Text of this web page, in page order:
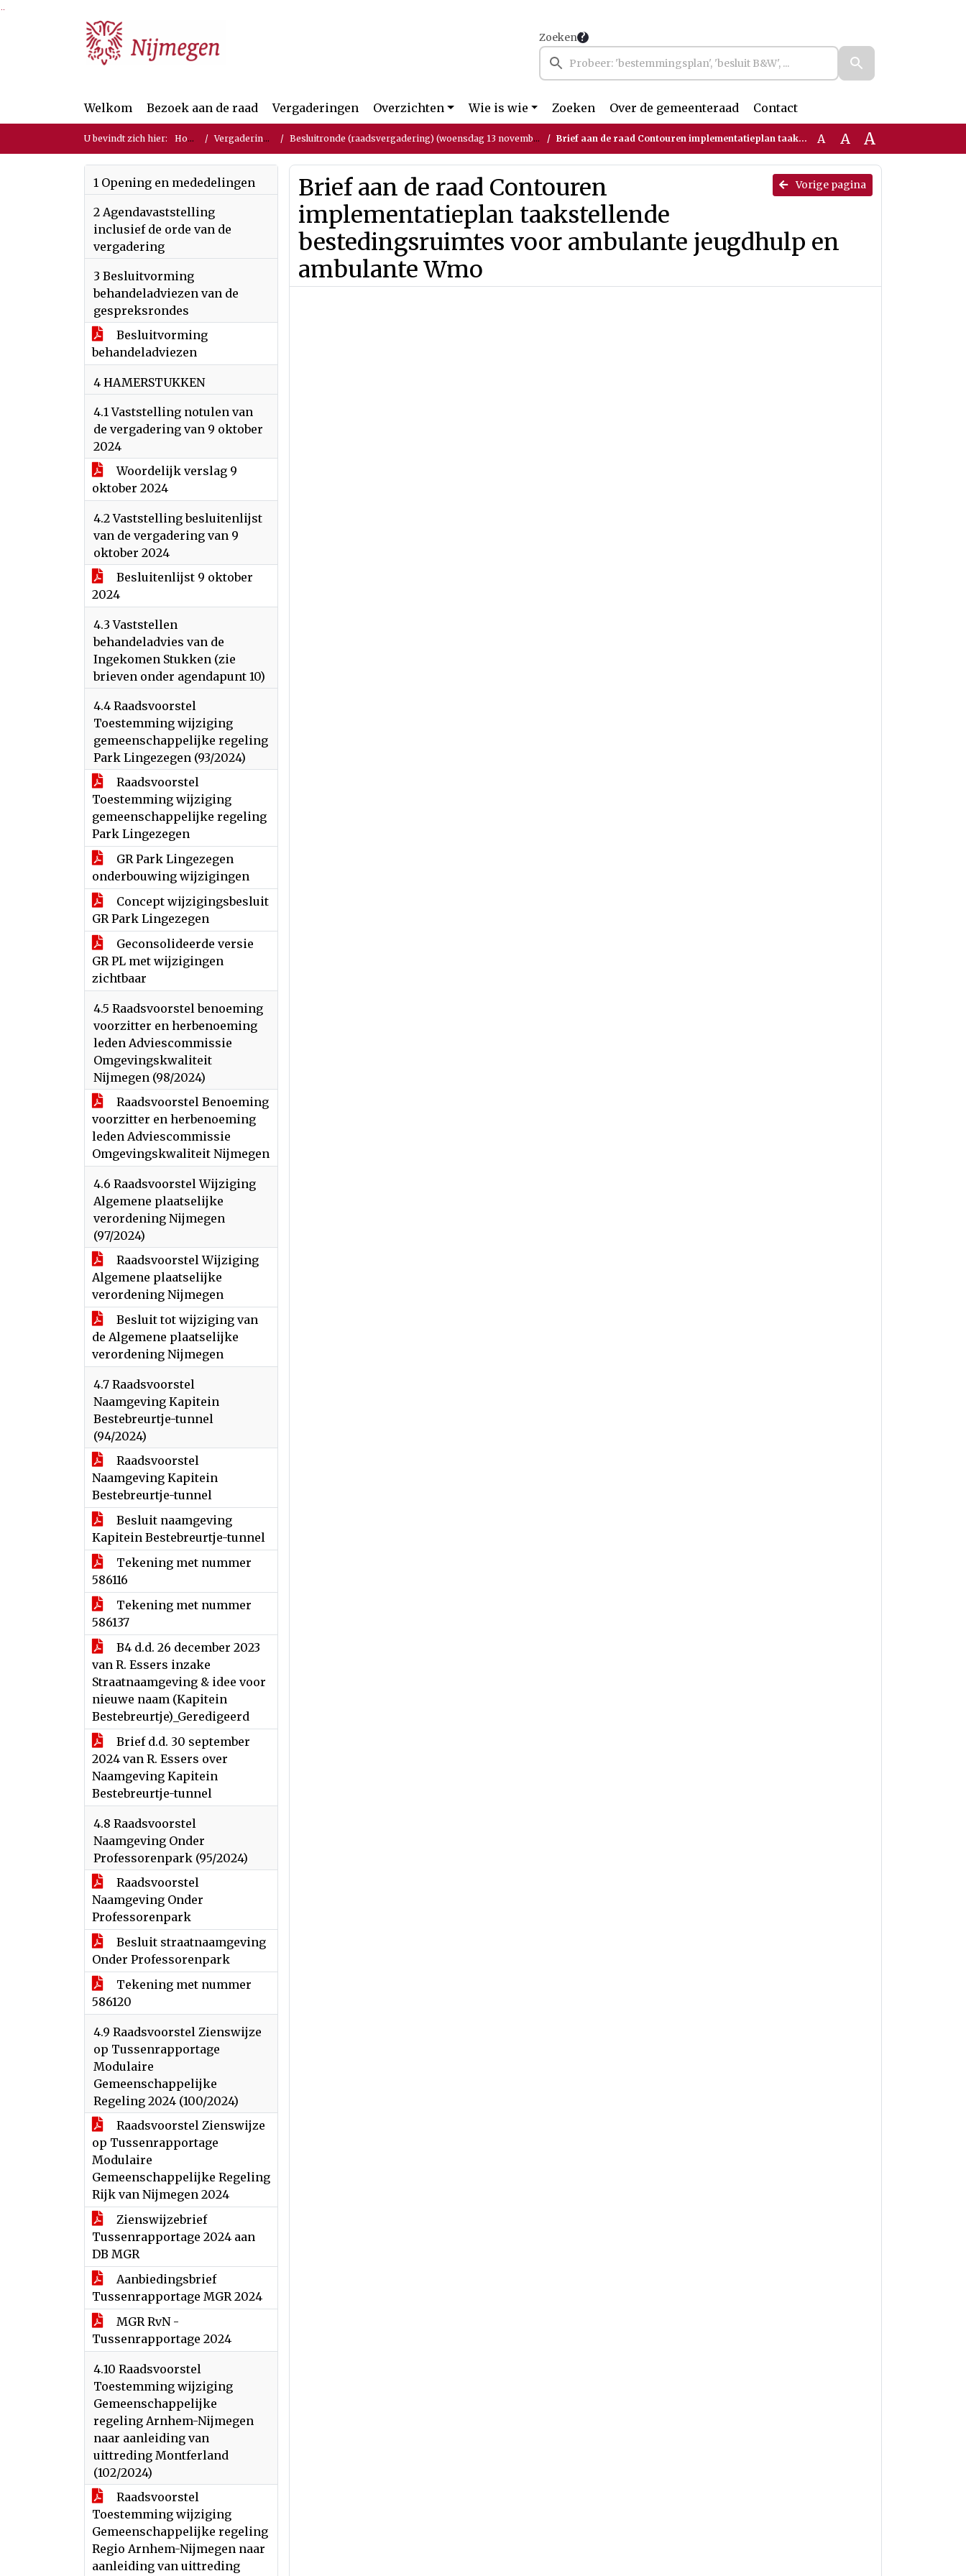
Ga naar de inhoud van deze pagina
Ga naar het zoeken
Ga naar het menu
Zoeken
Welkom Bezoek aan de raad Vergaderingen Overzichten Wie is wie Zoeken Over de gemeenteraad Contact
U bevindt zich hier: Home Vergaderingen Besluitronde (raadsvergadering) (woensdag 13 november 2024) Brief aan de raad Contouren implementatieplan taakstellende bestedingsruimtes voor ambulante jeugdhulp en ambulante Wmo A A A
1 Opening en mededelingen
2 Agendavaststelling
inclusief de orde van de
vergadering
3 Besluitvorming
behandeladviezen van de
gespreksrondes
Besluitvorming
behandeladviezen
4 HAMERSTUKKEN
4.1 Vaststelling notulen van
de vergadering van 9 oktober
2024
Woordelijk verslag 9
oktober 2024
4.2 Vaststelling besluitenlijst
van de vergadering van 9
oktober 2024
Besluitenlijst 9 oktober
2024
4.3 Vaststellen
behandeladvies van de
Ingekomen Stukken (zie
brieven onder agendapunt 10)
4.4 Raadsvoorstel
Toestemming wijziging
gemeenschappelijke regeling
Park Lingezegen (93/2024)
Raadsvoorstel
Toestemming wijziging
gemeenschappelijke regeling
Park Lingezegen
GR Park Lingezegen
onderbouwing wijzigingen
Concept wijzigingsbesluit
GR Park Lingezegen
Geconsolideerde versie
GR PL met wijzigingen
zichtbaar
4.5 Raadsvoorstel benoeming
voorzitter en herbenoeming
leden Adviescommissie
Omgevingskwaliteit
Nijmegen (98/2024)
Raadsvoorstel Benoeming
voorzitter en herbenoeming
leden Adviescommissie
Omgevingskwaliteit Nijmegen
4.6 Raadsvoorstel Wijziging
Algemene plaatselijke
verordening Nijmegen
(97/2024)
Raadsvoorstel Wijziging
Algemene plaatselijke
verordening Nijmegen
Besluit tot wijziging van
de Algemene plaatselijke
verordening Nijmegen
4.7 Raadsvoorstel
Naamgeving Kapitein
Bestebreurtje-tunnel
(94/2024)
Raadsvoorstel
Naamgeving Kapitein
Bestebreurtje-tunnel
Besluit naamgeving
Kapitein Bestebreurtje-tunnel
Tekening met nummer
586116
Tekening met nummer
586137
B4 d.d. 26 december 2023
van R. Essers inzake
Straatnaamgeving & idee voor
nieuwe naam (Kapitein
Bestebreurtje)_Geredigeerd
Brief d.d. 30 september
2024 van R. Essers over
Naamgeving Kapitein
Bestebreurtje-tunnel
4.8 Raadsvoorstel
Naamgeving Onder
Professorenpark (95/2024)
Raadsvoorstel
Naamgeving Onder
Professorenpark
Besluit straatnaamgeving
Onder Professorenpark
Tekening met nummer
586120
4.9 Raadsvoorstel Zienswijze
op Tussenrapportage
Modulaire
Gemeenschappelijke
Regeling 2024 (100/2024)
Raadsvoorstel Zienswijze
op Tussenrapportage
Modulaire
Gemeenschappelijke Regeling
Rijk van Nijmegen 2024
Zienswijzebrief
Tussenrapportage 2024 aan
DB MGR
Aanbiedingsbrief
Tussenrapportage MGR 2024
MGR RvN -
Tussenrapportage 2024
4.10 Raadsvoorstel
Toestemming wijziging
Gemeenschappelijke
regeling Arnhem-Nijmegen
naar aanleiding van
uittreding Montferland
(102/2024)
Raadsvoorstel
Toestemming wijziging
Gemeenschappelijke regeling
Regio Arnhem-Nijmegen naar
aanleiding van uittreding
Vorige pagina
Brief aan de raad Contouren
implementatieplan taakstellende
bestedingsruimtes voor ambulante jeugdhulp en
ambulante Wmo